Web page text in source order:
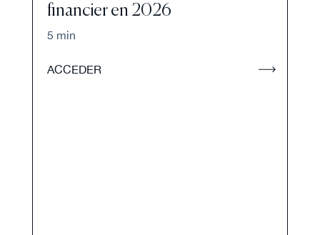
financier en 2026
5 min
ACCEDER